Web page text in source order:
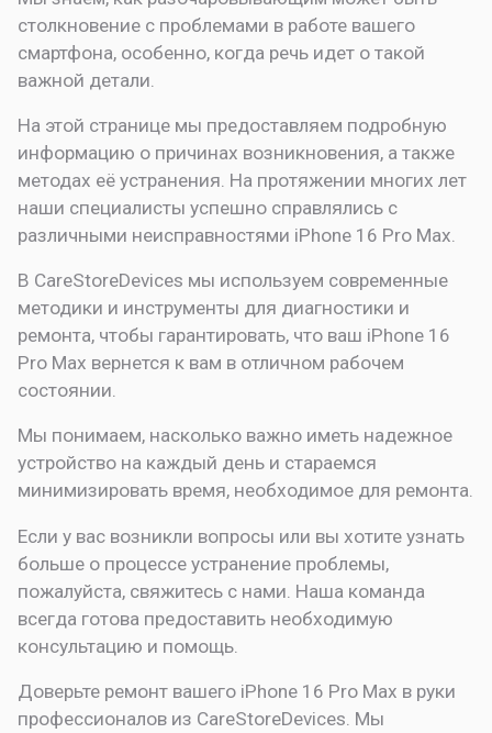
столкновение с проблемами в работе вашего
смартфона, особенно, когда речь идет о такой
важной детали.
На этой странице мы предоставляем подробную
информацию о причинах возникновения, а также
методах её устранения. На протяжении многих лет
наши специалисты успешно справлялись с
различными неисправностями iPhone 16 Pro Max.
В CareStoreDevices мы используем современные
методики и инструменты для диагностики и
ремонта, чтобы гарантировать, что ваш iPhone 16
Pro Max вернется к вам в отличном рабочем
состоянии.
Мы понимаем, насколько важно иметь надежное
устройство на каждый день и стараемся
минимизировать время, необходимое для ремонта.
Если у вас возникли вопросы или вы хотите узнать
больше о процессе устранение проблемы,
пожалуйста, свяжитесь с нами. Наша команда
всегда готова предоставить необходимую
консультацию и помощь.
Доверьте ремонт вашего iPhone 16 Pro Max в руки
профессионалов из CareStoreDevices. Мы